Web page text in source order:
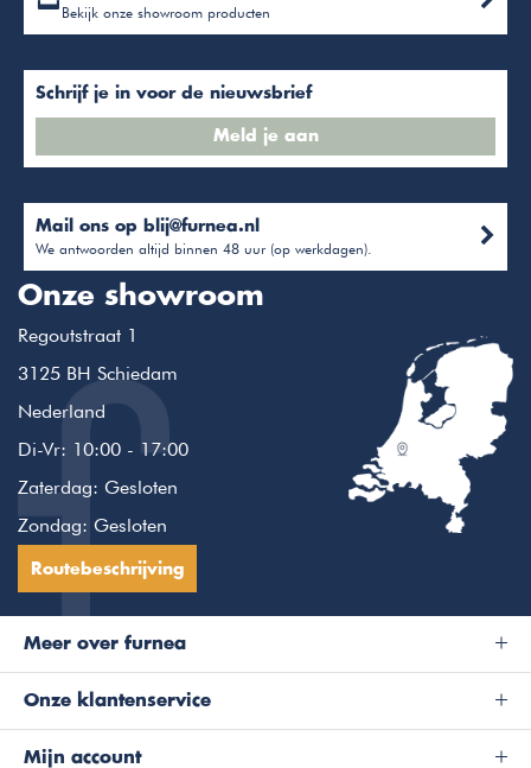
Bekijk onze showroom producten
Schrijf je in voor de nieuwsbrief
Meld je aan
Mail ons op blij@furnea.nl
We antwoorden altijd binnen 48 uur (op werkdagen).
Onze showroom
Regoutstraat 1
3125 BH Schiedam
Nederland
Di-Vr: 10:00 - 17:00
Zaterdag: Gesloten
Zondag: Gesloten
Routebeschrijving
Meer over furnea
Onze klantenservice
Mijn account